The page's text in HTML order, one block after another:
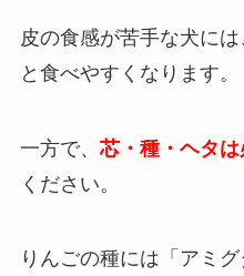
皮の食感が苦手な犬に
と食べやすくなります。
一方で、 芯・種・ヘタは
ください。
りんごの種には「アミ